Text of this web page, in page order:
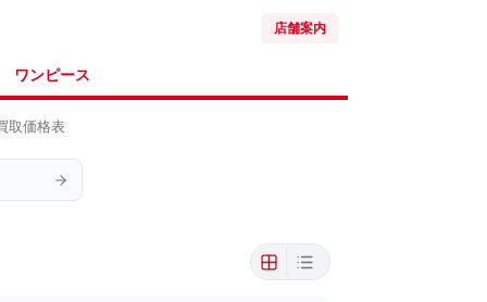
店舗案内
ワンピース
取価格表